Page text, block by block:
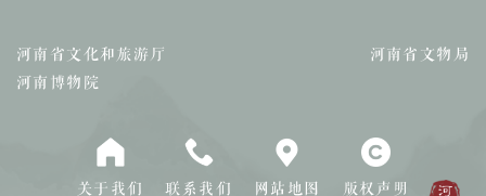
河南省文化和旅游厅
河南省文物局
河南博物院
关于我们 联系我们 网站地图 版权声明